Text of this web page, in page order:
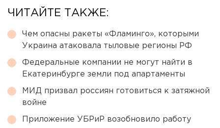
ЧИТАЙТЕ ТАКЖЕ:
Чем опасны ракеты «Фламинго», которыми
Украина атаковала тыловые регионы РФ
Федеральные компании не могут найти в
Екатеринбурге земли под апартаменты
МИД призвал россиян готовиться к затяжной
войне
Приложение УБРиР возобновило работу